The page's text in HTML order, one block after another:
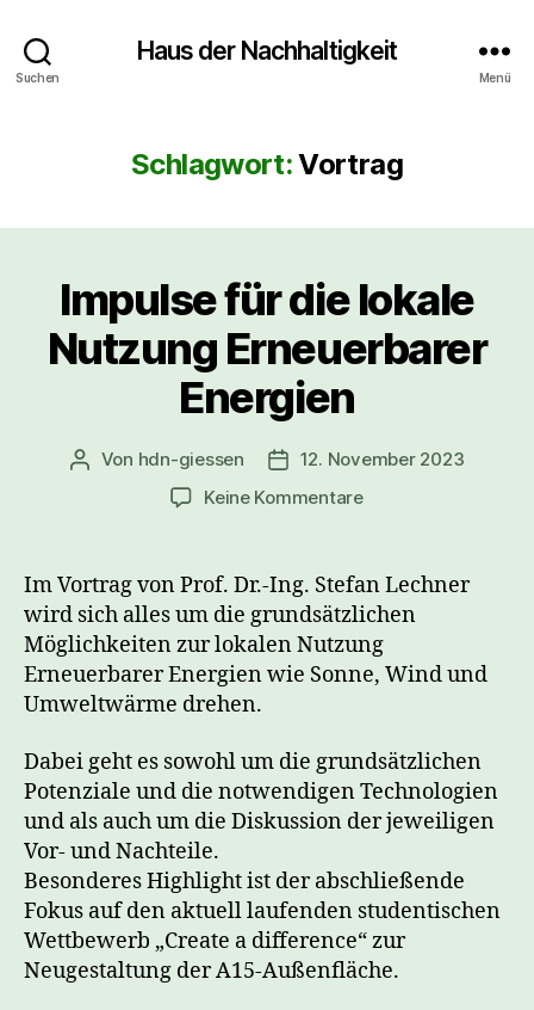
Suchen
Haus der Nachhaltigkeit
Menü
Schlagwort:Vortrag
Impulse für die lokale
Nutzung Erneuerbarer
Energien
Beitragsautor
Von hdn-giessen Veröffentlichungsdatum
12. November 2023
Keine Kommentarezu
die
lokale
Nutzung
Erneuerbarer
Energien
Im Vortrag von Prof. Dr.-Ing. Stefan Lechner
wird sich alles um die grundsätzlichen
Möglichkeiten zur lokalen Nutzung
Erneuerbarer Energien wie Sonne, Wind und
Umweltwärme drehen.
Dabei geht es sowohl um die grundsätzlichen
Potenziale und die notwendigen Technologien
und als auch um die Diskussion der jeweiligen
Vor- und Nachteile.
Besonderes Highlight ist der abschließende
Fokus auf den aktuell laufenden studentischen
Wettbewerb „Create a difference“ zur
Neugestaltung der A15-Außenfläche.